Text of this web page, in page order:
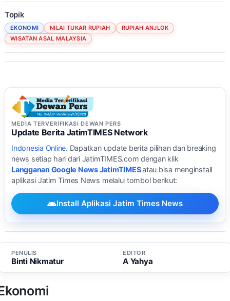
Topik
EKONOMI NILAI TUKAR RUPIAH
RUPIAH ANJLOK
WISATAN ASAL MALAYSIA
MEDIA TERVERIFIKASI DEWAN PERS
Update Berita JatimTIMES Network
Indonesia Online. Dapatkan update berita pilihan dan breaking
news setiap hari dari JatimTIMES.com dengan klik
Langganan Google News JatimTIMESatau bisa menginstall
aplikasi Jatim Times News melalui tombol berikut:
Install Aplikasi Jatim Times News
PENULIS
Binti Nikmatur
EDITOR
A Yahya